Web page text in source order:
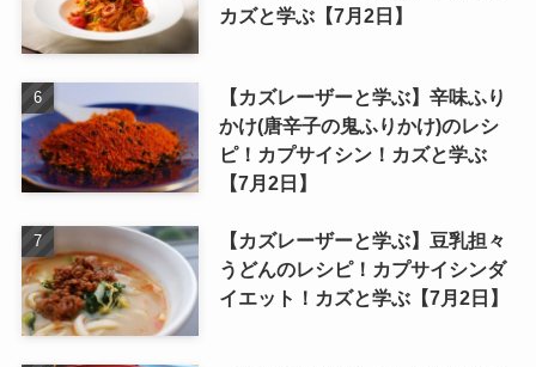
カズと学ぶ【7月2日】
【カズレーザーと学ぶ】辛味ふり
かけ(唐辛子の鬼ふりかけ)のレシ
ピ！カプサイシン！カズと学ぶ
【7月2日】
【カズレーザーと学ぶ】豆乳担々
うどんのレシピ！カプサイシンダ
イエット！カズと学ぶ【7月2日】